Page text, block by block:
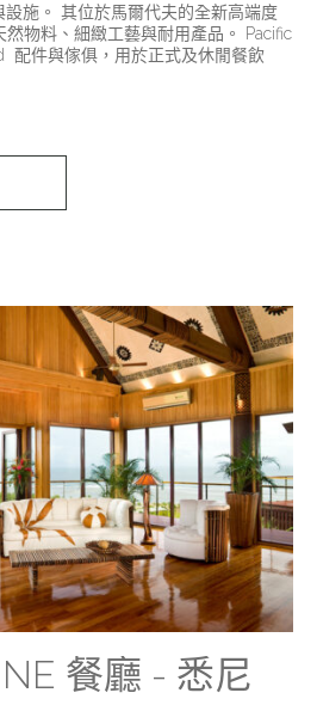
施。 其位於馬爾代夫的全新高端度
物料、細緻工藝與耐用產品。 Pacific
配件與傢俱，用於正式及休閒餐飲
餐廳 - 悉尼